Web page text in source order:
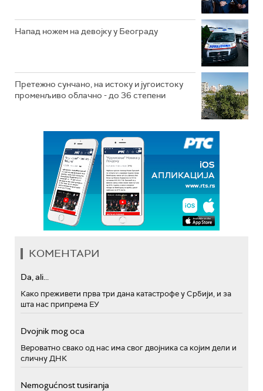
Напад ножем на девојку у Београду
Претежно сунчано, на истоку и југоистоку
променљиво облачно - до 36 степени
КОМЕНТАРИ
Da, ali...
Како преживети прва три дана катастрофе у Србији, и за
шта нас припрема ЕУ
Dvojnik mog oca
Вероватно свако од нас има свог двојника са којим дели и
сличну ДНК
Nemogućnost tusiranja